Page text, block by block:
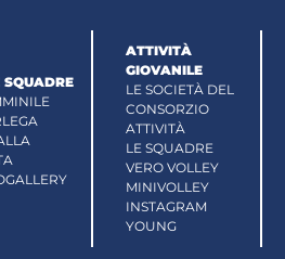
SQUADRE
ATTIVITÀ
GIOVANILE
LE SOCIETÀ DEL
CONSORZIO
ATTIVITÀ
LE SQUADRE
VERO VOLLEY
MINIVOLLEY
INSTAGRAM
YOUNG